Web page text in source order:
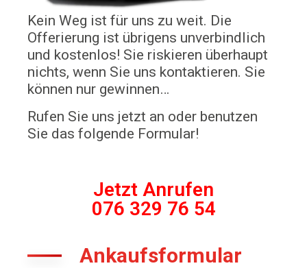
Kein Weg ist für uns zu weit. Die
Offerierung ist übrigens unverbindlich
und kostenlos! Sie riskieren überhaupt
nichts, wenn Sie uns kontaktieren. Sie
können nur gewinnen…
Rufen Sie uns jetzt an oder benutzen
Sie das folgende Formular!
Jetzt Anrufen
076 329 76 54
Ankaufsformular